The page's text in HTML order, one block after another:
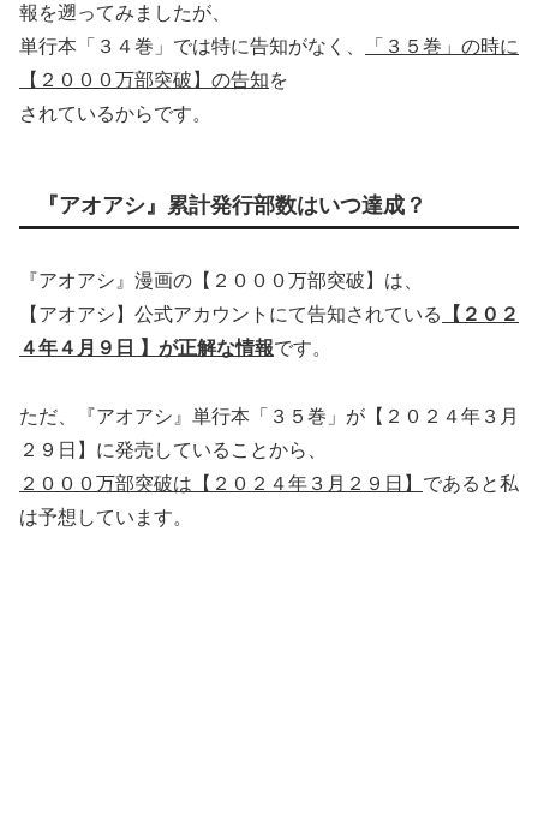
報を遡ってみましたが、
単行本「３４巻」では特に告知がなく、
「３５巻」の時に
【２０００万部突破】の告知を
されているからです。
『アオアシ』累計発行部数はいつ達成？
『アオアシ』漫画の【２０００万部突破】は、
【アオアシ】公式アカウントにて告知されている
【２０２
４年４月９日 】が正解な情報です。
ただ、『アオアシ』単行本「３５巻」が【２０２４年３月
２９日】に発売していることから、
２０００万部突破は【２０２４年３月２９日】 であると私
は予想しています。